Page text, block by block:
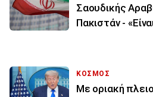
Σαουδικής
Πακιστάν -
ΚΟΣΜΟΣ
Με οριακή